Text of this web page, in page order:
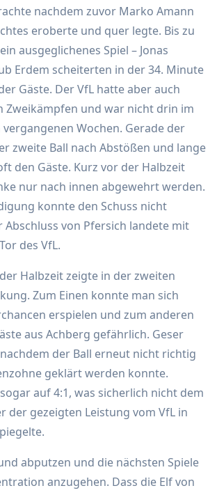
nachdem zuvor Marko Amann
eroberte und quer legte. Bis zu
ausgeglichenes Spiel – Jonas
Erdem scheiterten in der 34. Minute
Gäste. Der VfL hatte aber auch
Zweikämpfen und war nicht drin im
vergangenen Wochen. Gerade der
zweite Ball nach Abstößen und lange
den Gäste. Kurz vor der Halbzeit
nur nach innen abgewehrt werden.
konnte den Schuss nicht
Abschluss von Pfersich landete mit
des VfL.
Halbzeit zeigte in der zweiten
Zum Einen konnte man sich
erspielen und zum anderen
aus Achberg gefährlich. Geser
der Ball erneut nicht richtig
geklärt werden konnte.
auf 4:1, was sicherlich nicht dem
der gezeigten Leistung vom VfL in
abputzen und die nächsten Spiele
anzugehen. Dass die Elf von